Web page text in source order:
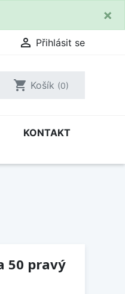
×
 Přihlásit se
shopping_cart Košík (0)
KONTAKT
50 pravý